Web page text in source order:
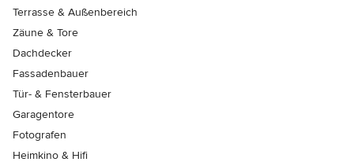
Terrasse & Außenbereich
Zäune & Tore
Dachdecker
Fassadenbauer
Tür- & Fensterbauer
Garagentore
Fotografen
Heimkino & Hifi